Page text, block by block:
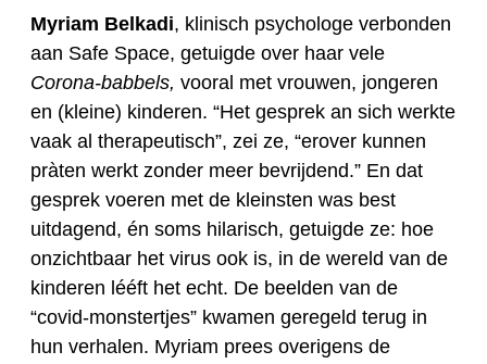
Myriam Belkadi, klinisch psychologe verbonden
aan Safe Space, getuigde over haar vele
Corona-babbels, vooral met vrouwen, jongeren
en (kleine) kinderen. “Het gesprek an sich werkte
vaak al therapeutisch”, zei ze, “erover kunnen
pràten werkt zonder meer bevrijdend.” En dat
gesprek voeren met de kleinsten was best
uitdagend, én soms hilarisch, getuigde ze: hoe
onzichtbaar het virus ook is, in de wereld van de
kinderen lééft het echt. De beelden van de
“covid-monstertjes” kwamen geregeld terug in
hun verhalen. Myriam prees overigens de